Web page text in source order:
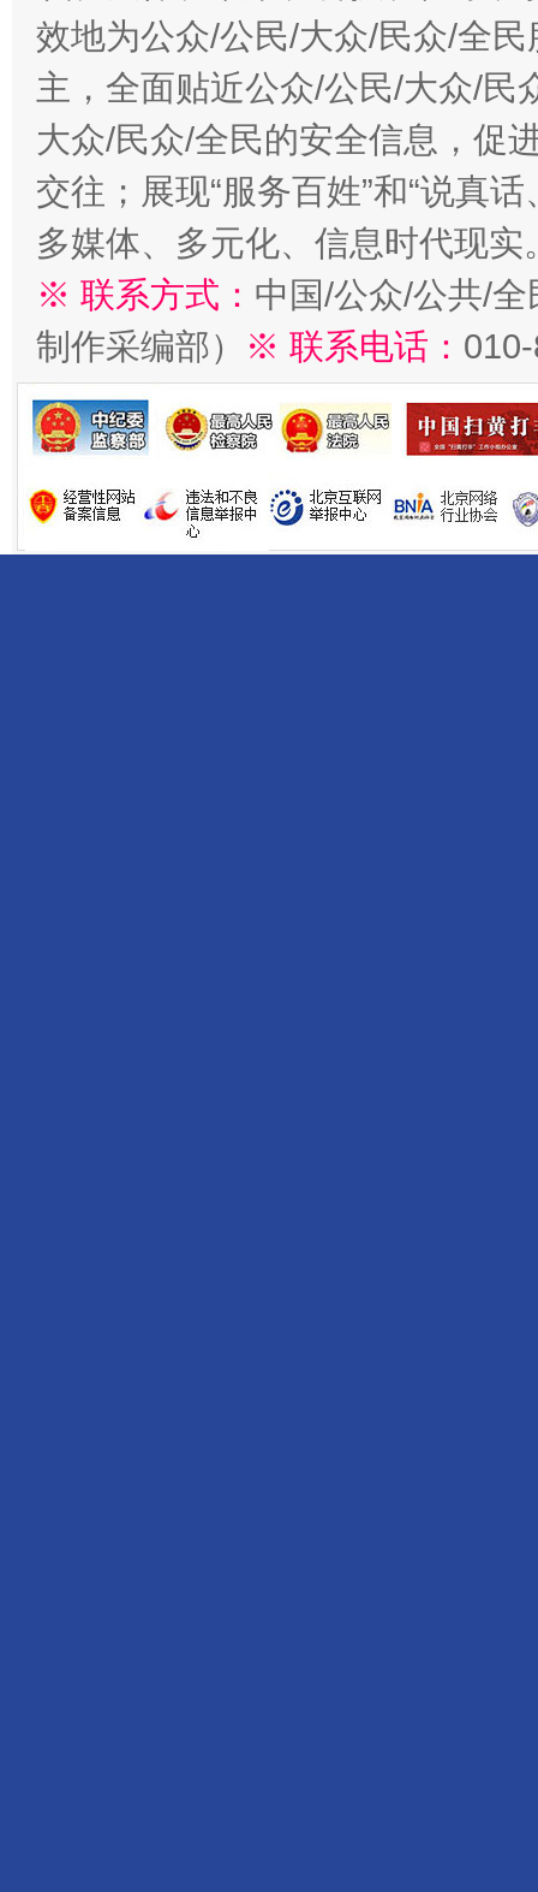
效地为公众/公民/大众/民众/全
主，全面贴近公众/公民/大众/民
大众/民众/全民的安全信息，促
交往；展现“服务百姓”和“说真
多媒体、多元化、信息时代现实
※ 联系方式： 中国/公众/公共/
制作采编部）
※ 联系电话：